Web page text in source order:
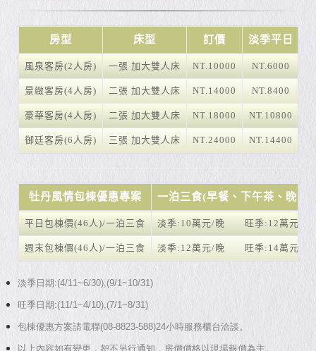
房型 床型 訂價 淡季平日
風泉客房(2人房) 一張 加大雙人床 NT.10000 NT.6000
景緻客房(4人房) 二張 加大雙人床 NT.14000 NT.8400
豪華客房(4人房) 二張 加大雙人床 NT.18000 NT.10800
御廷客房(6人房) 三張 加大雙人床 NT.24000 NT.14400
牡丹風情包棟優惠專案 一泊三食(早餐、下午茶、晚餐)
平日包棟價(46人)/一泊三食 淡季:10萬元/晚 旺季:12萬元/晚
週末包棟價(46人)/一泊三食 淡季:12萬元/晚 旺季:14萬元/晚
淡季日期:(4/11~6/30),(9/1~10/31)
旺季日期:(11/1~4/10),(7/1~8/31)
包棟優惠方案請電聯(08-8823-588)24小時服務櫃台洽談。
以上內容如有變更，恕不另行通知，房價價格以現場報價為主。